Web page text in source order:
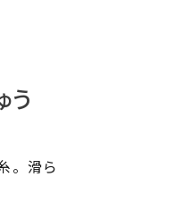
う
。滑ら